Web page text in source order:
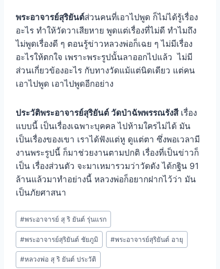
พระอาจารย์สุริยันต์ส่วนคนที่เอาไปพูด ก็ไม่ได้รู้เรื่อง
อะไร ทำให้วัดวาเสียหาย พูดแต่เรื่องที่ไม่ดี ทำไมถึง
ไม่พูดเรื่องดี ๆ ตอนรู้ข่าวหลวงพ่อก็เฉย ๆ ไม่มีเรื่อง
อะไรให้ตกใจ เพราะพระรูปนั้นลาออกไปแล้ว ไม่มี
ส่วนเกี่ยวข้องอะไร กับทางวัดแม้แต่นิดเดียว แต่คน
เอาไปพูด เอาไปพูดอีกอย่าง
ประวัติพระอาจารย์สุริยันต์ วัดป่าฉัพพรรณรังสีเรื่อง
แบบนี้ เป็นเรื่องเฉพาะบุคคล ไปห้ามใครไม่ได้ มัน
เป็นเรื่องของเขา เราได้ฟังแต่หู ดูแต่ตา ซึ่งพอเวลามี
งานพระรูปนี้ ก็มาช่วยงานตามปกติ เรื่องที่เป็นข่าวก็
เป็น เรื่องส่วนตัว จะมาเหมารวมว่าวัดดัง ได้กฐิน 91
ล้านแล้วมาทำอย่างนี้ หลวงพ่อก็อยากฝากไว้ว่า มัน
เป็นภัยศาสนา
#พระอาจารย์ สุ ริ ยันต์ รุ่นแรก
#พระอาจารย์สุริยันต์ ชัยภูมิ #พระอาจารย์สุริยันต์ อายุ
#หลวงพ่อ สุ ริ ยันต์ ประวัติ